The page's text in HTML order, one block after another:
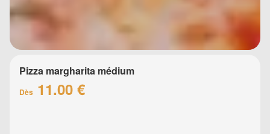
Pizza margharita médium
Dès 11.00 €